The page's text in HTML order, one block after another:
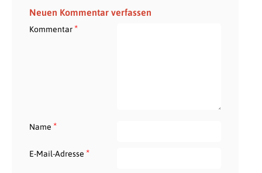
Neuen Kommentar verfassen
Kommentar*
Name *
E-Mail-Adresse *